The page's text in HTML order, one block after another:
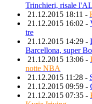
Trinchieri, risale
21.12.2015 18:11 -
21.12.2015 16:02 -
tre
21.12.2015 14:29 -
Barcellona, super
21.12.2015 13:06 -
notte NBA
21.12.2015 11:28 -
21.12.2015 09:59 -
21.12.2015 07:35 -